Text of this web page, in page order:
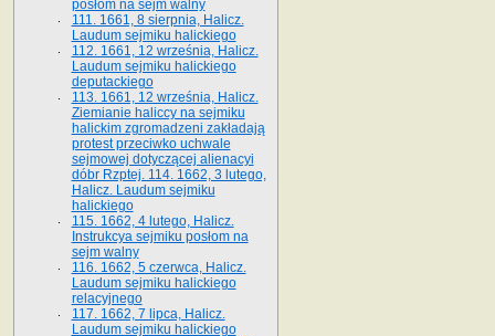
posłom na sejm walny
111. 1661, 8 sierpnia, Halicz.
Laudum sejmiku halickiego
112. 1661, 12 września, Halicz.
Laudum sejmiku halickiego
deputackiego
113. 1661, 12 września, Halicz.
Ziemianie haliccy na sejmiku
halickim zgromadzeni zakładają
protest przeciwko uchwale
sejmowej dotyczącej alienacyi
dóbr Rzptej. 114. 1662, 3 lutego,
Halicz. Laudum sejmiku
halickiego
115. 1662, 4 lutego, Halicz.
Instrukcya sejmiku posłom na
sejm walny
116. 1662, 5 czerwca, Halicz.
Laudum sejmiku halickiego
relacyjnego
117. 1662, 7 lipca, Halicz.
Laudum sejmiku halickiego